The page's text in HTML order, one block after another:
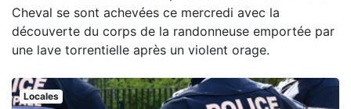
Cheval se sont achevées ce mercredi avec la
découverte du corps de la randonneuse emportée par
une lave torrentielle après un violent orage.
Locales